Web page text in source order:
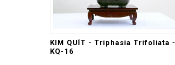
KIM QUÍT - Triphasia Trifoliata -
KQ-16